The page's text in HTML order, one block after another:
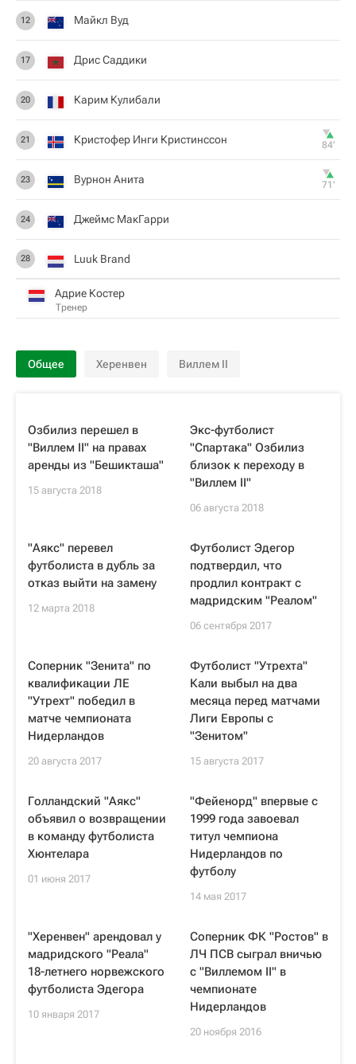
12 Майкл Вуд
17 Дрис Саддики
20 Карим Кулибали
21 Кристофер Инги Кристинссон 84‎’‎
23 Вурнон Анита 71‎’‎
24 Джеймс МакГарри
28 Luuk Brand
Адрие Костер
Тренер
Общее Херенвен Виллем II
Озбилиз перешел в
"Виллем II" на правах
аренды из "Бешикташа"
15 августа 2018
Экс-футболист
"Спартака" Озбилиз
близок к переходу в
"Виллем II"
06 августа 2018
"Аякс" перевел
футболиста в дубль за
отказ выйти на замену
12 марта 2018
Футболист Эдегор
подтвердил, что
продлил контракт с
мадридским "Реалом"
06 сентября 2017
Соперник "Зенита" по
квалификации ЛЕ
"Утрехт" победил в
матче чемпионата
Нидерландов
20 августа 2017
Футболист "Утрехта"
Кали выбыл на два
месяца перед матчами
Лиги Европы с
"Зенитом"
15 августа 2017
Голландский "Аякс"
объявил о возвращении
в команду футболиста
Хюнтелара
01 июня 2017
"Фейенорд" впервые с
1999 года завоевал
титул чемпиона
Нидерландов по
футболу
14 мая 2017
"Херенвен" арендовал у
мадридского "Реала"
18-летнего норвежского
футболиста Эдегора
10 января 2017
Соперник ФК "Ростов" в
ЛЧ ПСВ сыграл вничью
с "Виллемом II" в
чемпионате
Нидерландов
20 ноября 2016